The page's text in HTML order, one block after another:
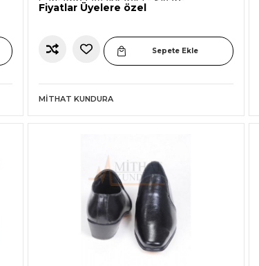
Fiyatlar Üyelere özel
Sepete Ekle
MITHAT KUNDURA